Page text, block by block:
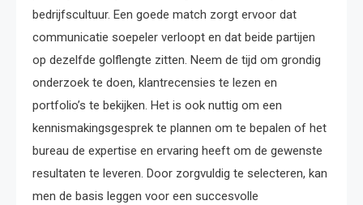
bedrijfscultuur. Een goede match zorgt ervoor dat
communicatie soepeler verloopt en dat beide partijen
op dezelfde golflengte zitten. Neem de tijd om grondig
onderzoek te doen, klantrecensies te lezen en
portfolio’s te bekijken. Het is ook nuttig om een
kennismakingsgesprek te plannen om te bepalen of het
bureau de expertise en ervaring heeft om de gewenste
resultaten te leveren. Door zorgvuldig te selecteren, kan
men de basis leggen voor een succesvolle